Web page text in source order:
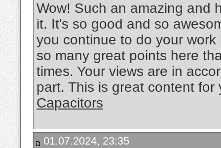
Wow! Such an amazing and
it. It's so good and so
you continue to do your
so many great points here
times. Your views are in
part. This is great content
Capacitors
01.07.2024, 23:35